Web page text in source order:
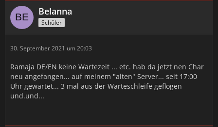
Belanna
Schüler
30. September 2021 um 20:03
Ramaja DE/EN keine Wartezeit ... etc. hab da jetzt nen Char
neu angefangen... auf meinem "alten" Server... seit 17:00
Uhr gewartet... 3 mal aus der Warteschleife geflogen
und.und...